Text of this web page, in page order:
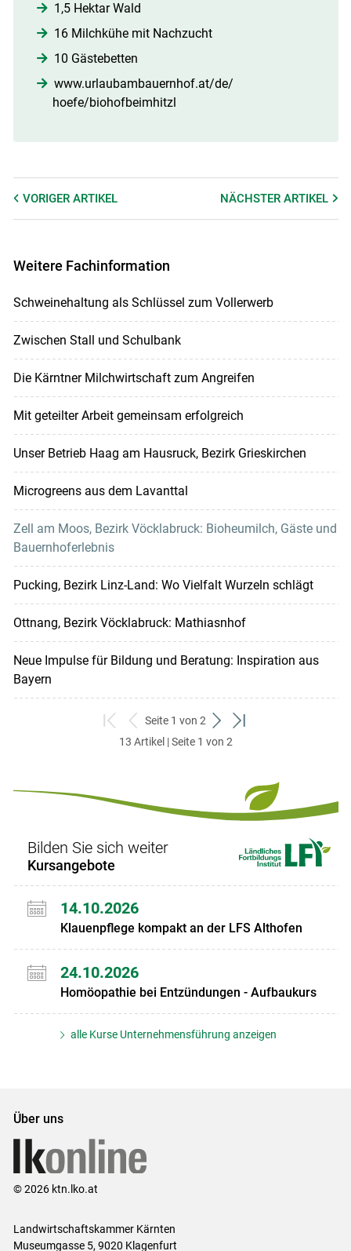
1,5 Hektar Wald
16 Milchkühe mit Nachzucht
10 Gästebetten
www.urlaubambauernhof.at/de/
hoefe/biohofbeimhitzl
VORIGER ARTIKEL NÄCHSTERARTIKEL
Weitere Fachinformation
Schweinehaltung als Schlüssel zum Vollerwerb
Zwischen Stall und Schulbank
Die Kärntner Milchwirtschaft zum Angreifen
Mit geteilter Arbeit gemeinsam erfolgreich
Unser Betrieb Haag am Hausruck, Bezirk Grieskirchen
Microgreens aus dem Lavanttal
Zell am Moos, Bezirk Vöcklabruck: Bioheumilch, Gäste und
Bauernhoferlebnis
Pucking, Bezirk Linz-Land: Wo Vielfalt Wurzeln schlägt
Ottnang, Bezirk Vöcklabruck: Mathiasnhof
Neue Impulse für Bildung und Beratung: Inspiration aus
Bayern
zum
ersten
zurück
zum
Seite 1 von 2
weiter
zum
zum
13 Artikel | Seite 1 von 2
Bilden Sie sich weiter
Kursangebote
14.10.2026
Klauenpflege kompakt an der LFS Althofen
24.10.2026
Homöopathie bei Entzündungen - Aufbaukurs
alle Kurse Unternehmensführung anzeigen
Über uns
© 2026 ktn.lko.at
Landwirtschaftskammer Kärnten
Museumgasse 5, 9020 Klagenfurt